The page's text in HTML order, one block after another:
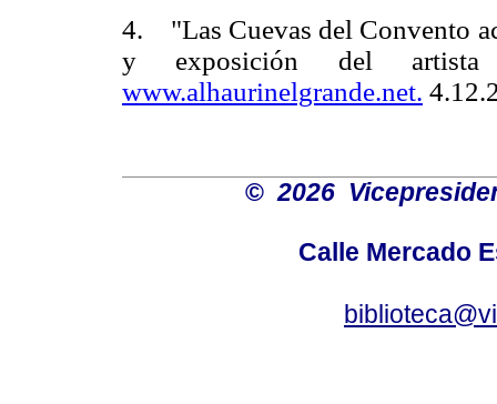
4. "Las Cuevas del Convento
y exposición del
www.alhaurinelgrande.net.
©2026
Calle Mercado